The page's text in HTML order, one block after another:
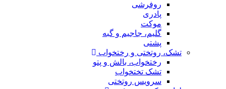
روفرشی
پادری
موکت
گلیم، جاجیم و گبه
پشتی
تشک، روتختی و رختخواب
رختخواب، بالش و پتو
تشک تختخواب
سرویس روتختی